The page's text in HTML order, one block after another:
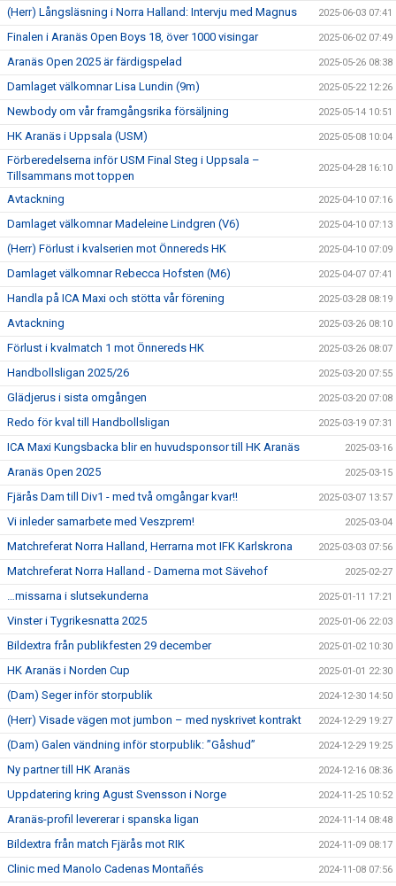
(Herr) Långsläsning i Norra Halland: Intervju med Magnus 2025-06-03 07:41
Finalen i Aranäs Open Boys 18, över 1000 visingar 2025-06-02 07:49
Aranäs Open 2025 är färdigspelad 2025-05-26 08:38
Damlaget välkomnar Lisa Lundin (9m) 2025-05-22 12:26
Newbody om vår framgångsrika försäljning 2025-05-14 10:51
HK Aranäs i Uppsala (USM) 2025-05-08 10:04
Förberedelserna inför USM Final Steg i Uppsala –
Tillsammans mot toppen
2025-04-28 16:10
Avtackning 2025-04-10 07:16
Damlaget välkomnar Madeleine Lindgren (V6) 2025-04-10 07:13
(Herr) Förlust i kvalserien mot Önnereds HK 2025-04-10 07:09
Damlaget välkomnar Rebecca Hofsten (M6) 2025-04-07 07:41
Handla på ICA Maxi och stötta vår förening 2025-03-28 08:19
Avtackning 2025-03-26 08:10
Förlust i kvalmatch 1 mot Önnereds HK 2025-03-26 08:07
Handbollsligan 2025/26 2025-03-20 07:55
Glädjerus i sista omgången 2025-03-20 07:08
Redo för kval till Handbollsligan 2025-03-19 07:31
ICA Maxi Kungsbacka blir en huvudsponsor till HK Aranäs 2025-03-16
Aranäs Open 2025 2025-03-15
Fjärås Dam till Div1 - med två omgångar kvar!! 2025-03-07 13:57
Vi inleder samarbete med Veszprem! 2025-03-04
Matchreferat Norra Halland, Herrarna mot IFK Karlskrona 2025-03-03 07:56
Matchreferat Norra Halland - Damerna mot Sävehof 2025-02-27
…missarna i slutsekunderna 2025-01-11 17:21
Vinster i Tygrikesnatta 2025 2025-01-06 22:03
Bildextra från publikfesten 29 december 2025-01-02 10:30
HK Aranäs i Norden Cup 2025-01-01 22:30
(Dam) Seger inför storpublik 2024-12-30 14:50
(Herr) Visade vägen mot jumbon – med nyskrivet kontrakt 2024-12-29 19:27
(Dam) Galen vändning inför storpublik: ”Gåshud” 2024-12-29 19:25
Ny partner till HK Aranäs 2024-12-16 08:36
Uppdatering kring Agust Svensson i Norge 2024-11-25 10:52
Aranäs-profil levererar i spanska ligan 2024-11-14 08:48
Bildextra från match Fjärås mot RIK 2024-11-09 08:17
Clinic med Manolo Cadenas Montañés 2024-11-08 07:56